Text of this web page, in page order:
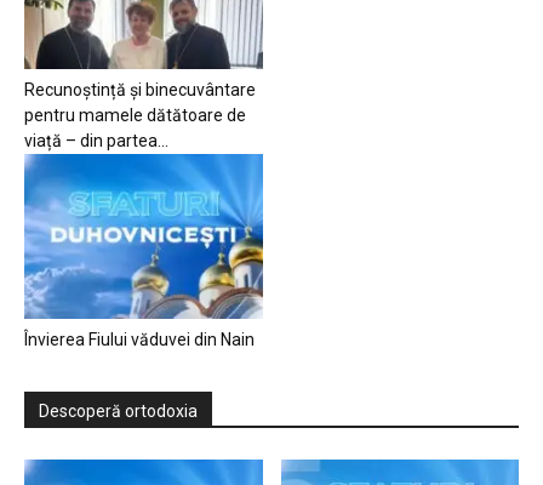
Recunoștință și binecuvântare
pentru mamele dătătoare de
viață – din partea...
Învierea Fiului văduvei din Nain
Descoperă ortodoxia